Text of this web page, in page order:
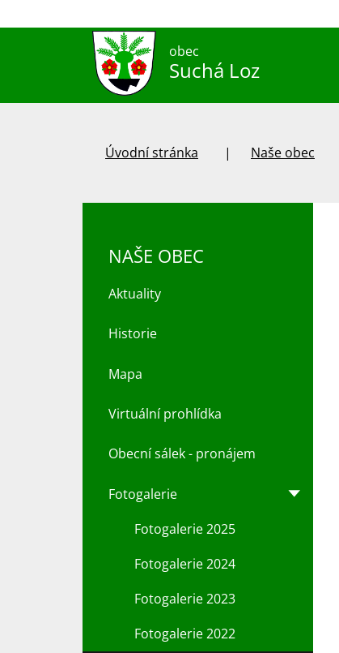
obec
Suchá Loz
Úvodní stránka Naše obec
NAŠE OBEC
Aktuality
Historie
Mapa
Virtuální prohlídka
Obecní sálek - pronájem
Fotogalerie
Fotogalerie 2025
Fotogalerie 2024
Fotogalerie 2023
Fotogalerie 2022